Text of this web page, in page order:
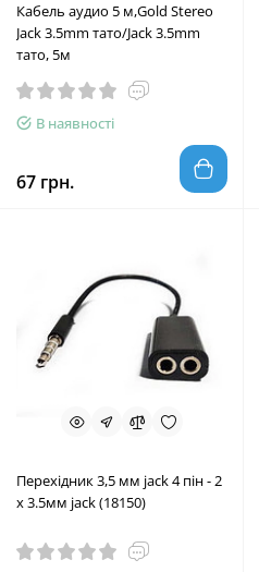
Кабель аудио 5 м,Gold Stereo
Jack 3.5mm тато/Jack 3.5mm
тато, 5м
В наявності
67 грн.
Перехідник 3,5 мм jack 4 пін - 2
х 3.5мм jack (18150)